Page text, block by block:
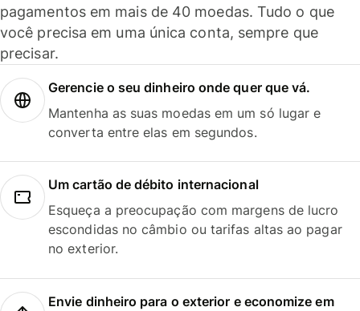
pagamentos em mais de 40 moedas. Tudo o que
você precisa em uma única conta, sempre que
precisar.
Gerencie o seu dinheiro onde quer que vá.
Mantenha as suas moedas em um só lugar e
converta entre elas em segundos.
Um cartão de débito internacional
Esqueça a preocupação com margens de lucro
escondidas no câmbio ou tarifas altas ao pagar
no exterior.
Envie dinheiro para o exterior e economize em